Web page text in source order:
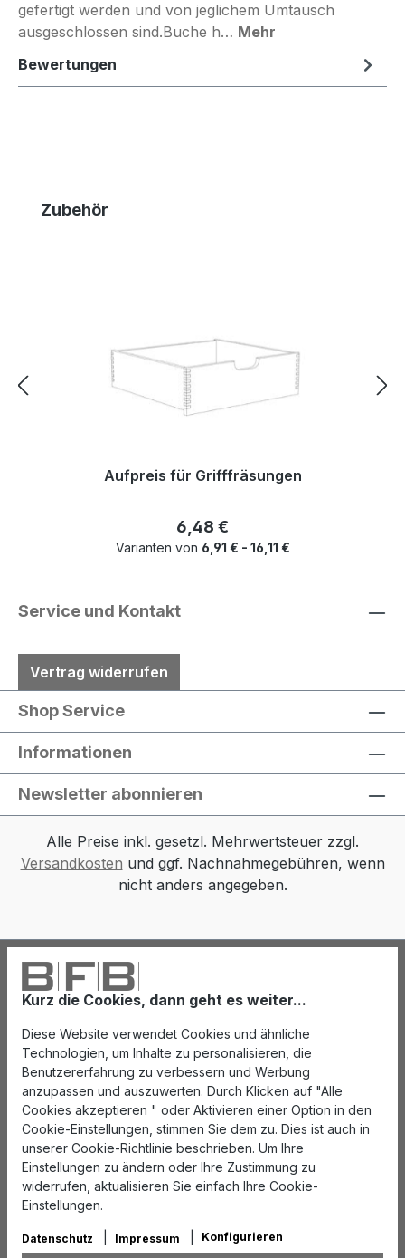
Kurz die Cookies, dann geht es weiter...
Diese Website verwendet Cookies und ähnliche
Technologien, um Inhalte zu personalisieren, die
Benutzererfahrung zu verbessern und Werbung
anzupassen und auszuwerten. Durch Klicken auf "Alle
Cookies akzeptieren " oder Aktivieren einer Option in den
Cookie-Einstellungen, stimmen Sie dem zu. Dies ist auch in
unserer Cookie-Richtlinie beschrieben. Um Ihre
Einstellungen zu ändern oder Ihre Zustimmung zu
widerrufen, aktualisieren Sie einfach Ihre Cookie-
Einstellungen.
Datenschutz Impressum Konfigurieren
gefertigt werden und von jeglichem Umtausch
ausgeschlossen sind.Buche h… Mehr
Bewertungen
Produktgalerie überspringen
Zubehör
Aufpreis für Grifffräsungen
Regulärer Preis:
6,48 €
Varianten von 6,91 € - 16,11 €
Service und Kontakt
Vertrag widerrufen
Shop Service
Informationen
Newsletter abonnieren
Alle Preise inkl. gesetzl. Mehrwertsteuer zzgl.
Versandkosten und ggf. Nachnahmegebühren, wenn
nicht anders angegeben.